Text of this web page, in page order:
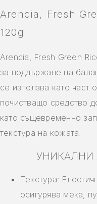
Arencia, Fresh
120g
Arencia, Fresh Green
за поддържане на
се използва като част
почистващо средство
като същевременно
текстура на кожата.
УНИКАЛНИ
Текстура:
осигурява мека,